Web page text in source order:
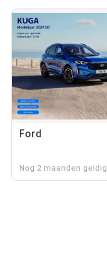
Ford
Nog 2 maanden geldig